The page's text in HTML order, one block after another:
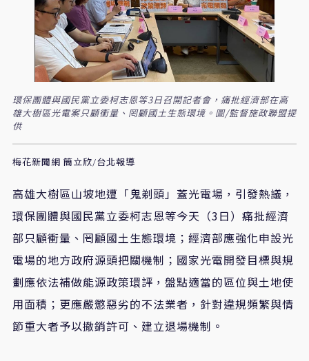
環保團體與國民黨立委柯志恩等3日召開記者會，痛批經濟部在高
雄大樹區光電案只顧衝量、罔顧國土生態環境。圖/監督施政聯盟提
供
梅花新聞網 簡立欣/台北報導
高雄大樹區山坡地遭「鬼剃頭」蓋光電場，引發熱議，
環保團體與國民黨立委柯志恩等今天（3日）痛批經濟
部只顧衝量、罔顧國土生態環境；經濟部應強化申設光
電場的地方政府源頭把關機制；國家光電開發目標與規
劃應依法補做能源政策環評，盤點適當的區位與土地使
用面積；更應嚴懲惡劣的不法業者，針對違規頻繁與情
節重大者予以撤銷許可、建立退場機制。